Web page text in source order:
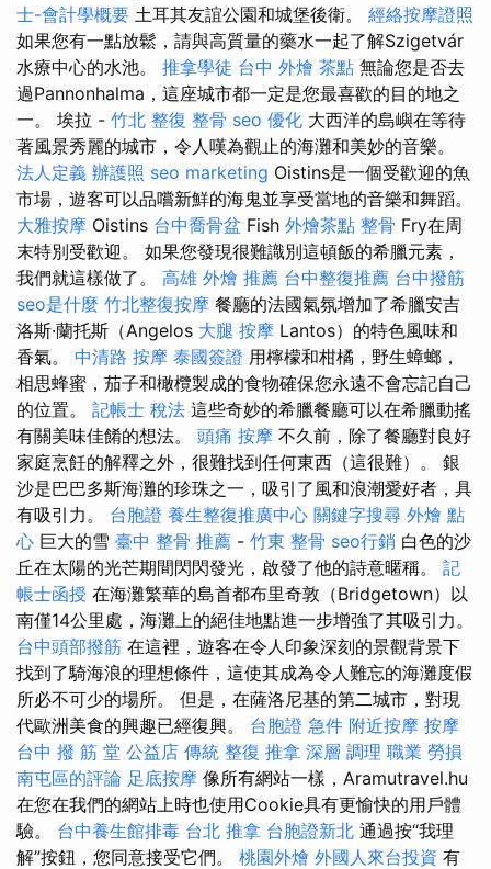
士-會計學概要 土耳其友誼公園和城堡後衛。 經絡按摩證照
如果您有一點放鬆，請與高質量的藥水一起了解Szigetvár
水療中心的水池。 推拿學徒 台中 外燴 茶點 無論您是否去
過Pannonhalma，這座城市都一定是您最喜歡的目的地之
一。 埃拉 - 竹北 整復 整骨 seo 優化 大西洋的島嶼在等待
著風景秀麗的城市，令人嘆為觀止的海灘和美妙的音樂。
法人定義 辦護照 seo marketing Oistins是一個受歡迎的魚
市場，遊客可以品嚐新鮮的海鬼並享受當地的音樂和舞蹈。
大雅按摩 Oistins 台中喬骨盆 Fish 外燴茶點 整骨 Fry在周
末特別受歡迎。 如果您發現很難識別這頓飯的希臘元素，
我們就這樣做了。 高雄 外燴 推薦 台中整復推薦 台中撥筋
seo是什麼 竹北整復按摩 餐廳的法國氣氛增加了希臘安吉
洛斯·蘭托斯（Angelos 大腿 按摩 Lantos）的特色風味和
香氣。 中清路 按摩 泰國簽證 用檸檬和柑橘，野生蟑螂，
相思蜂蜜，茄子和橄欖製成的食物確保您永遠不會忘記自己
的位置。 記帳士 稅法 這些奇妙的希臘餐廳可以在希臘動搖
有關美味佳餚的想法。 頭痛 按摩 不久前，除了餐廳對良好
家庭烹飪的解釋之外，很難找到任何東西（這很難）。 銀
沙是巴巴多斯海灘的珍珠之一，吸引了風和浪潮愛好者，具
有吸引力。 台胞證 養生整復推廣中心 關鍵字搜尋 外燴 點
心 巨大的雪 臺中 整骨 推薦 - 竹東 整骨 seo行銷 白色的沙
丘在太陽的光芒期間閃閃發光，啟發了他的詩意暱稱。 記
帳士函授 在海灘繁華的島首都布里奇敦（Bridgetown）以
南僅14公里處，海灘上的絕佳地點進一步增強了其吸引力。
台中頭部撥筋 在這裡，遊客在令人印象深刻的景觀背景下
找到了騎海浪的理想條件，這使其成為令人難忘的海灘度假
所必不可少的場所。 但是，在薩洛尼基的第二城市，對現
代歐洲美食的興趣已經復興。 台胞證 急件 附近按摩 按摩
台中 撥 筋 堂 公益店 傳統 整復 推拿 深層 調理 職業 勞損
南屯區的評論 足底按摩 像所有網站一樣，Aramutravel.hu
在您在我們的網站上時也使用Cookie具有更愉快的用戶體
驗。 台中養生館排毒 台北 推拿 台胞證新北 通過按“我理
解”按鈕，您同意接受它們。 桃園外燴 外國人來台投資 有